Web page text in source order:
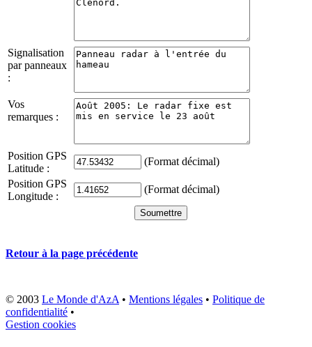
Signalisation
par panneaux
:
Vos
remarques :
Position GPS
Latitude :
(Format décimal)
Position GPS
Longitude :
(Format décimal)
Retour à la page précédente
© 2003 Le Monde d'AzA • Mentions légales • Politique de
confidentialité •
Gestion cookies